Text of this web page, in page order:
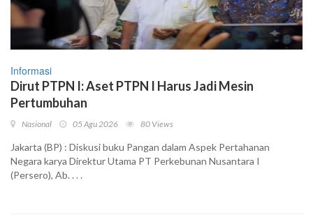
Informasi
Dirut PTPN I: Aset PTPN I Harus Jadi Mesin
Pertumbuhan
Nasional 05 Agu 2026 80 Views
Jakarta (BP) : Diskusi buku Pangan dalam Aspek Pertahanan
Negara karya Direktur Utama PT Perkebunan Nusantara I
(Persero), Ab. . . .